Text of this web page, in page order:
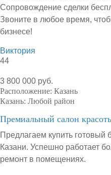
Сопровождение сделки
Звоните в любое время,
бизнесе!
Виктория
44
3 800 000 руб.
Расположение: Казань
Казань: Любой район
Премиальный салон
Предлагаем купить готовый
Казани. Успешно работает
ремонт в помещениях.